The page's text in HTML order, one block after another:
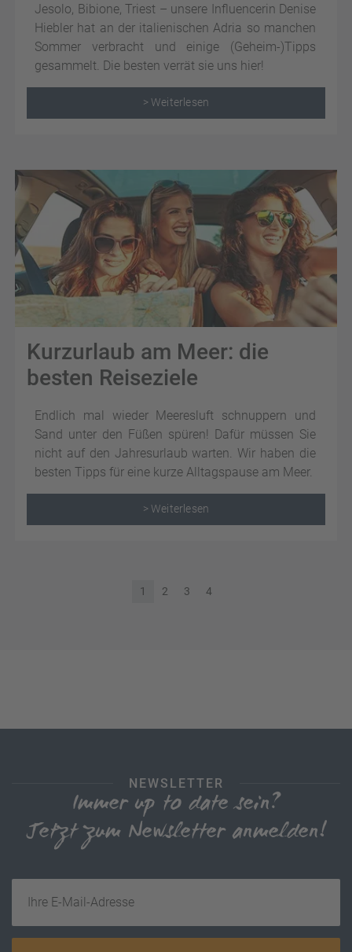
Jesolo, Bibione, Triest – unsere Influencerin Denise
Hiebler hat an der italienischen Adria so manchen
Sommer verbracht und einige (Geheim-)Tipps
gesammelt. Die besten verrät sie uns hier!
> Weiterlesen
Kurzurlaub am Meer: die
besten Reiseziele
Endlich mal wieder Meeresluft schnuppern und
Sand unter den Füßen spüren! Dafür müssen Sie
nicht auf den Jahresurlaub warten. Wir haben die
besten Tipps für eine kurze Alltagspause am Meer.
> Weiterlesen
1 2 3 4
NEWSLETTER
Immer up to date sein?
Jetzt zum Newsletter anmelden!